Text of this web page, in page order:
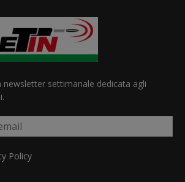
newsletter settimanale dedicata agli
Policy